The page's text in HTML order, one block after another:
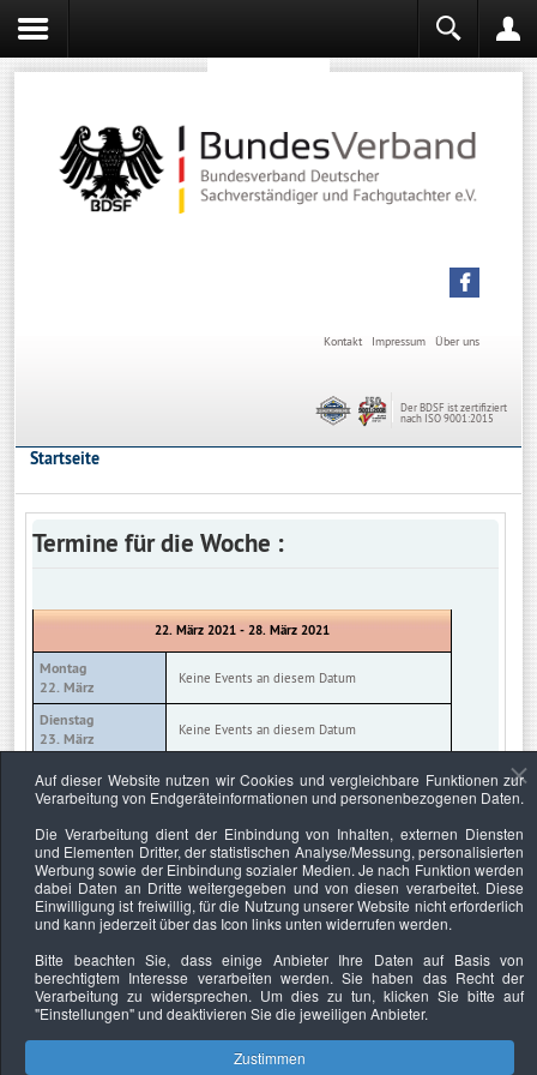
Über uns
Impressum
Kontakt
Der BDSF ist zertifiziert
nach ISO 9001:2015
Startseite
Termine für die Woche :
22. März 2021 - 28. März 2021
Montag
22. März
Keine Events an diesem Datum
Dienstag
23. März
Keine Events an diesem Datum
Mittwoch
24. März
Keine Events an diesem Datum
25. März
Keine Events an diesem Datum
Freitag
26. März
Keine Events an diesem Datum
Samstag
Sonntag
28. März
Keine Events an diesem Datum
Auf dieser Website nutzen wir Cookies und vergleichbare Funktionen zur
Verarbeitung von Endgeräteinformationen und personenbezogenen Daten.
Die Verarbeitung dient der Einbindung von Inhalten, externen Diensten
und Elementen Dritter, der statistischen Analyse/Messung, personalisierten
Werbung sowie der Einbindung sozialer Medien. Je nach Funktion werden
dabei Daten an Dritte weitergegeben und von diesen verarbeitet. Diese
Einwilligung ist freiwillig, für die Nutzung unserer Website nicht erforderlich
und kann jederzeit über das Icon links unten widerrufen werden.
Bitte beachten Sie, dass einige Anbieter Ihre Daten auf Basis von
berechtigtem Interesse verarbeiten werden. Sie haben das Recht der
Verarbeitung zu widersprechen. Um dies zu tun, klicken Sie bitte auf
"Einstellungen"und deaktivieren Sie die jeweiligen Anbieter.
Zustimmen